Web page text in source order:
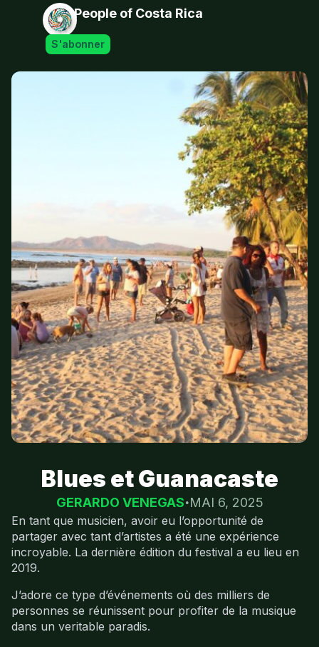
People of Costa Rica
S'abonner
Blues et Guanacaste
GERARDO VENEGAS MAI 6, 2025
En tant que musicien, avoir eu l’opportunité de
partager avec tant d’artistes a été une expérience
incroyable. La dernière édition du festival a eu lieu en
2019.
J’adore ce type d’événements où des milliers de
personnes se réunissent pour profiter de la musique
dans un veritable paradis.